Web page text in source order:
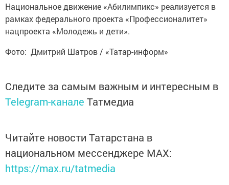
Национальное движение «Абилимпикс» реализуется в
рамках федерального проекта «Профессионалитет»
нацпроекта «Молодежь и дети».
Фото: Дмитрий Шатров / «Татар-информ»
Следите за самым важным и интересным в
Telegram-канале Татмедиа
Читайте новости Татарстана в
национальном мессенджере MАХ:
https://max.ru/tatmedia